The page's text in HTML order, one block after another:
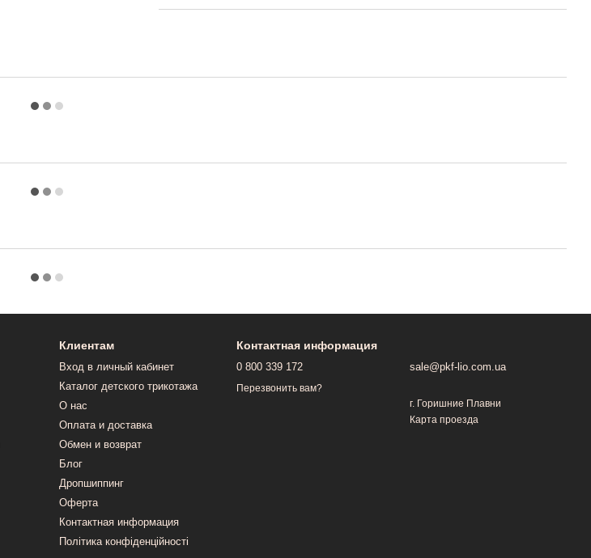
Клиентам
Вход в личный кабинет
Каталог детского трикотажа
О нас
Оплата и доставка
Обмен и возврат
Блог
Дропшиппинг
Оферта
Контактная информация
Політика конфіденційності
Контактная информация
0 800 339 172
Перезвонить вам?
sale@pkf-lio.com.ua
г. Горишние Плавни
Карта проезда